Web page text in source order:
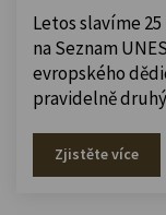
Letos slavíme
na Seznam
evropského
pravidelně
Zjistěte více